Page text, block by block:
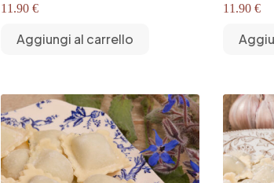
11.90 €
Aggiungi al carrello
11.90 €